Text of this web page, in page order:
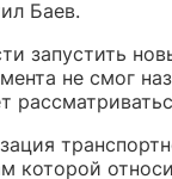
Баев.
запустить
не смог
которой